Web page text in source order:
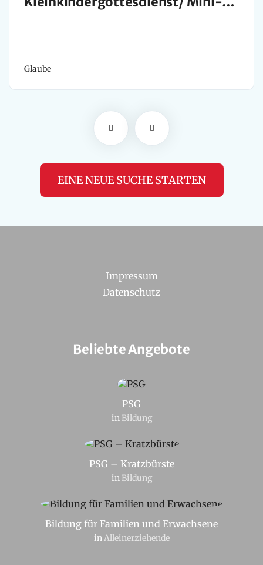
Glaube
EINE NEUE SUCHE STARTEN
Impressum
Datenschutz
Beliebte Angebote
PSG
in Bildung
PSG – Kratzbürste
in Bildung
Bildung für Familien und Erwachsene
in Alleinerziehende